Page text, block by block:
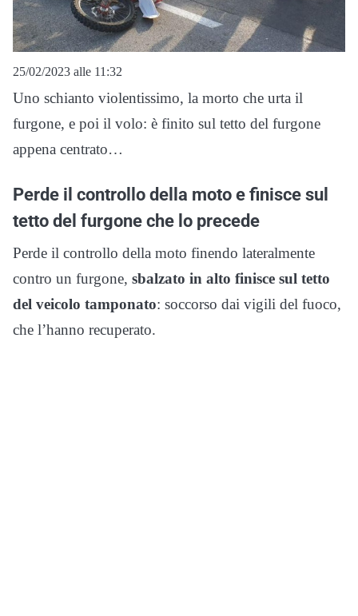
25/02/2023 alle 11:32
Uno schianto violentissimo, la morto che urta il
furgone, e poi il volo: è finito sul tetto del furgone
appena centrato…
Perde il controllo della moto e finisce sul
tetto del furgone che lo precede
Perde il controllo della moto finendo lateralmente
contro un furgone, sbalzato in alto finisce sul tetto
del veicolo tamponato: soccorso dai vigili del fuoco,
che l’hanno recuperato.